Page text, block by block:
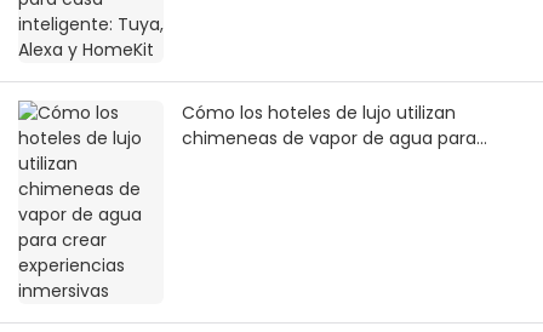
Cómo los hoteles de lujo utilizan
chimeneas de vapor de agua para